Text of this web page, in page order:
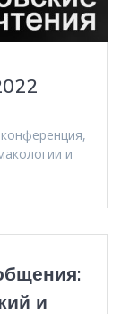
и
и